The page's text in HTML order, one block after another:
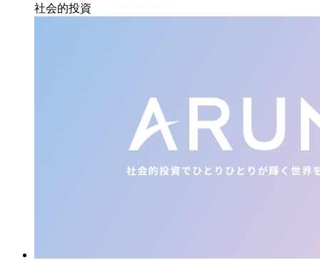
社会的投資